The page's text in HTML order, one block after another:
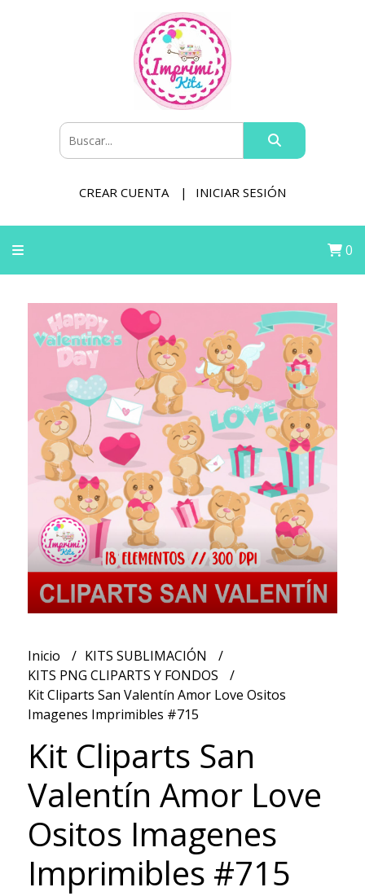
CREAR CUENTA INICIAR SESIÓN
0
Inicio
KITS SUBLIMACIÓN
KITS PNG CLIPARTS Y FONDOS
Kit Cliparts San Valentín Amor Love Ositos
Imagenes Imprimibles #715
Kit Cliparts San
Valentín Amor Love
Ositos Imagenes
Imprimibles #715